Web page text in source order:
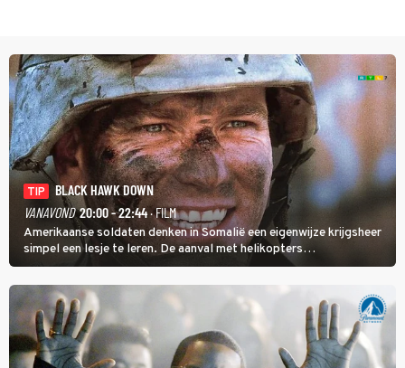
TIP
BLACK HAWK DOWN
VANAVOND 20:00 - 22:44· FILM
Amerikaanse soldaten denken in Somalië een eigenwijze krijgsheer
simpel een lesje te leren. De aanval met helikopters
verloopt in Black Hawk down dramatisch.